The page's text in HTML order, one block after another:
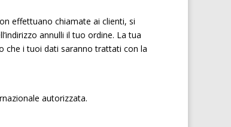
effettuano chiamate ai clienti, si
annulli il tuo ordine. La tua
che i tuoi dati saranno trattati con la
autorizzata.